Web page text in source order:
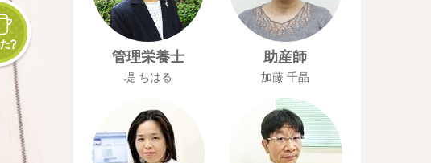
管理栄養士
堤 ちはる
助産師
加藤 千晶